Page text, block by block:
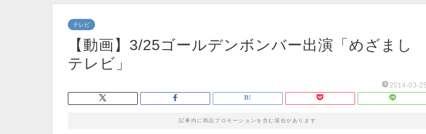
テレビ
【動画】3/25ゴールデンボンバー出演「めざまし
テレビ」
2014-03-
記事内に商品プロモーションを含む場合があります